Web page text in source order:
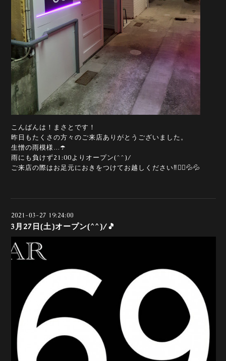
こんばんは！まさとです！
昨日もたくさの方々のご来店ありがとうございました。
生憎の雨模様…☂️
雨にも負けず21:00よりオープン(^^)/
ご来店の際はお足元におきをつけてお越しください‼️🙇‍♀️💦💦
2021-03-27 19:24:00
3月27日(土)オープン(^^)/🎵